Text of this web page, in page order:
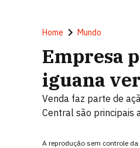
Home Mundo
Empresa
iguana
Venda faz parte de
Central são principais
A reprodução sem controle